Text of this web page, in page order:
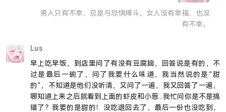
男人只有不幸，总是与恐惧搏斗。女人没有幸福，也没
有不幸。
Lus
早上吃早饭，到店里问了有没有豆腐脑，回答说是有的，不
过是最后一碗了，问了我要什么味道，我当然说的是“甜
的”，不知道是他们没听清，又问了一遍，我又回答了一遍，
哪知道上来之后就看到上面的虾皮和小葱...我忙问你是不是搞
错了？我要的是甜的！没吃退回去了，最后一份也没吃到，